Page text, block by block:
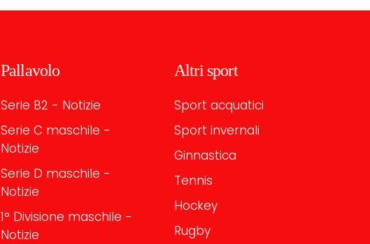
Pallavolo
Serie B2 - Notizie
Serie C maschile -
Notizie
Serie D maschile -
Notizie
1° Divisione maschile -
Notizie
Altri sport
Sport acquatici
Sport invernali
Ginnastica
Tennis
Hockey
Rugby